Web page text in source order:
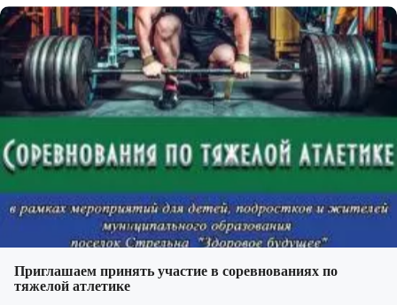
Приглашаем принять участие в соревнованиях по
тяжелой атлетике